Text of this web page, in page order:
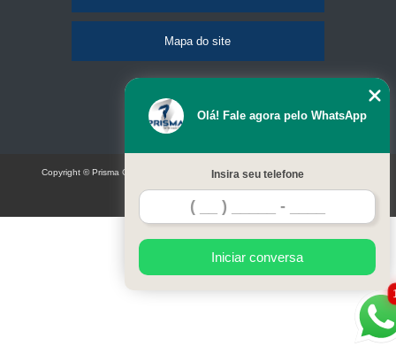
Mapa do site
Olá! Fale agora pelo WhatsApp
Insira seu telefone
Iniciar conversa
Copyright © Prisma Comunicação visual e eventos (Lei 9610 de 19/02/1998)
W3C